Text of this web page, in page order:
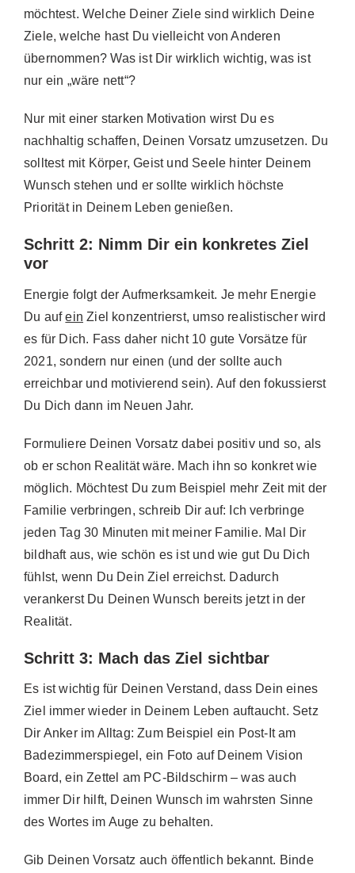
möchtest. Welche Deiner Ziele sind wirklich Deine
Ziele, welche hast Du vielleicht von Anderen
übernommen? Was ist Dir wirklich wichtig, was ist
nur ein „wäre nett“?
Nur mit einer starken Motivation wirst Du es
nachhaltig schaffen, Deinen Vorsatz umzusetzen. Du
solltest mit Körper, Geist und Seele hinter Deinem
Wunsch stehen und er sollte wirklich höchste
Priorität in Deinem Leben genießen.
Schritt 2: Nimm Dir ein konkretes Ziel
vor
Energie folgt der Aufmerksamkeit. Je mehr Energie
Du aufein Ziel konzentrierst, umso realistischer wird
es für Dich. Fass daher nicht 10 gute Vorsätze für
2021, sondern nur einen (und der sollte auch
erreichbar und motivierend sein). Auf den fokussierst
Du Dich dann im Neuen Jahr.
Formuliere Deinen Vorsatz dabei positiv und so, als
ob er schon Realität wäre. Mach ihn so konkret wie
möglich. Möchtest Du zum Beispiel mehr Zeit mit der
Familie verbringen, schreib Dir auf: Ich verbringe
jeden Tag 30 Minuten mit meiner Familie. Mal Dir
bildhaft aus, wie schön es ist und wie gut Du Dich
fühlst, wenn Du Dein Ziel erreichst. Dadurch
verankerst Du Deinen Wunsch bereits jetzt in der
Realität.
Schritt 3: Mach das Ziel sichtbar
Es ist wichtig für Deinen Verstand, dass Dein eines
Ziel immer wieder in Deinem Leben auftaucht. Setz
Dir Anker im Alltag: Zum Beispiel ein Post-It am
Badezimmerspiegel, ein Foto auf Deinem Vision
Board, ein Zettel am PC-Bildschirm – was auch
immer Dir hilft, Deinen Wunsch im wahrsten Sinne
des Wortes im Auge zu behalten.
Gib Deinen Vorsatz auch öffentlich bekannt. Binde